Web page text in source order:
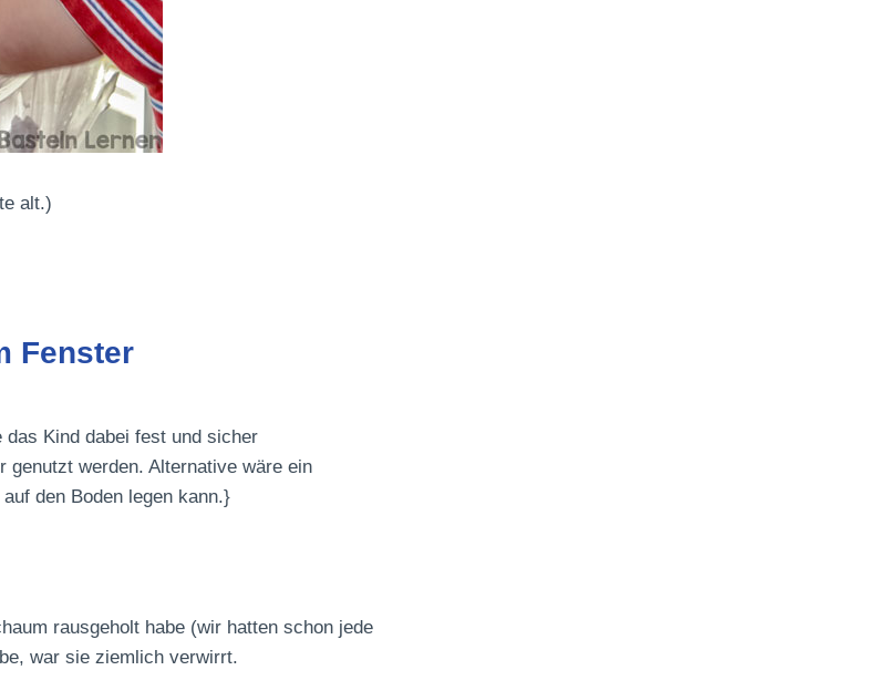
alt.)
Fenster
Kind dabei fest und sicher
genutzt werden. Alternative wäre ein
den Boden legen kann.}
rausgeholt habe (wir hatten schon jede
war sie ziemlich verwirrt.